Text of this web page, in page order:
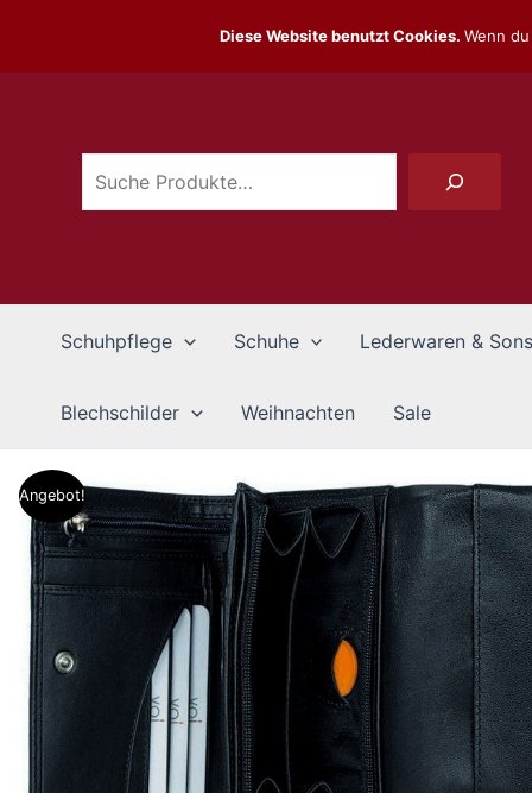
springen Suchen
Schuhpflege Schuhe Lederwaren &
Blechschilder Weihnachten Sale
Angebot!
Diese Website benutzt Cookies. Wenn